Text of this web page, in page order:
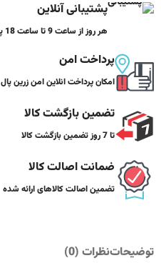
پشتیبانی آنلاین
هر روز از ساعت 9 تا ساعت 18 پاسخگو شما عزیزان هستیم.
پرداخت امن
امکان پرداخت انلاین امن زرین پال
تضمین بازگشت کالا
تا 7 روز تضمین بازگشت کالا
ضمانت اصالت کالا
تضمین اصالت کالاهای ارائه شده
توضیحاتنظرات (0)